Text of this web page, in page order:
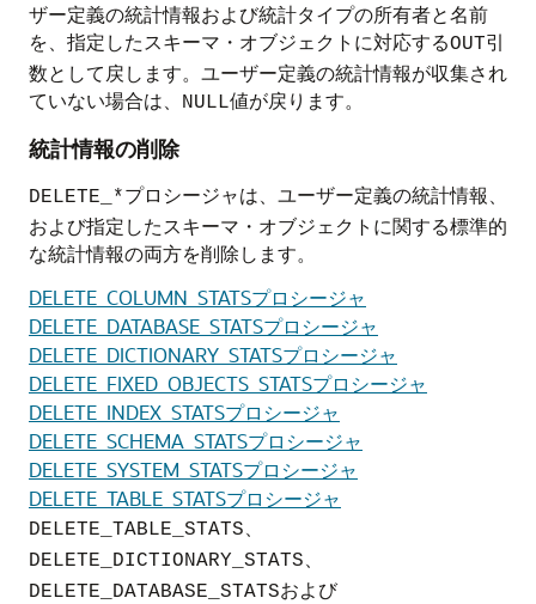
ザー定義の統計情報および統計タイプの所有者と名前
を、指定したスキーマ・オブジェクトに対応するOUT引
数として戻します。ユーザー定義の統計情報が収集され
ていない場合は、
NULL値が戻ります。
統計情報の削除
DELETE_*プロシージャは、ユーザー定義の統計情報、
および指定したスキーマ・オブジェクトに関する標準的
な統計情報の両方を削除します。
DELETE_COLUMN_STATSプロシージャ
DELETE_DATABASE_STATSプロシージャ
DELETE_DICTIONARY_STATSプロシージャ
DELETE_FIXED_OBJECTS_STATSプロシージャ
DELETE_INDEX_STATSプロシージャ
DELETE_SCHEMA_STATSプロシージャ
DELETE_SYSTEM_STATSプロシージャ
DELETE_TABLE_STATSプロシージャ
DELETE_TABLE_STATS
DELETE_DICTIONARY_STATS
DELETE_DATABASE_STATSおよび